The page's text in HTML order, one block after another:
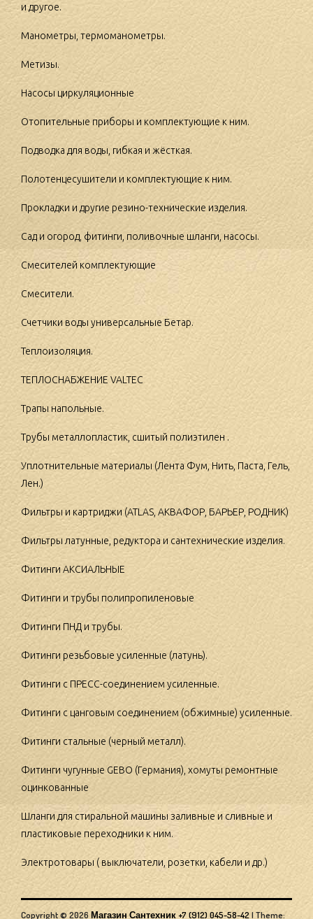
и другое.
Манометры, термоманометры.
Метизы.
Насосы циркуляционные
Отопительные приборы и комплектующие к ним.
Подводка для воды, гибкая и жёсткая.
Полотенцесушители и комплектующие к ним.
Прокладки и другие резино-технические изделия.
Сад и огород, фитинги, поливочные шланги, насосы.
Смесителей комплектующие
Смесители.
Счетчики воды универсальные Бетар.
Теплоизоляция.
ТЕПЛОСНАБЖЕНИЕ VALTEC
Трапы напольные.
Трубы металлопластик, сшитый полиэтилен .
Уплотнительные материалы (Лента Фум, Нить, Паста, Гель,
Лен.)
Фильтры и картриджи (ATLAS, АКВАФОР, БАРЬЕР, РОДНИК)
Фильтры латунные, редуктора и сантехнические изделия.
Фитинги АКСИАЛЬНЫЕ
Фитинги и трубы полипропиленовые
Фитинги ПНД и трубы.
Фитинги резьбовые усиленные (латунь).
Фитинги с ПРЕСС-соединением усиленные.
Фитинги с цанговым соединением (обжимные) усиленные.
Фитинги стальные (черный металл).
Фитинги чугунные GEBO (Германия), хомуты ремонтные
оцинкованные
Шланги для стиральной машины заливные и сливные и
пластиковые переходники к ним.
Электротовары ( выключатели, розетки, кабели и др.)
Copyright © 2026 Магазин Сантехник +7 (912) 045-58-42|Theme: